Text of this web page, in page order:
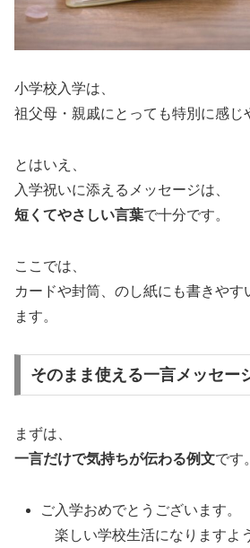
小学校入学は、
祖父母・親戚にとっても特別に感じ
とはいえ、
入学祝いに添えるメッセージは、
短くてやさしい言葉で十分です。
ここでは、
カードや封筒、のし紙にも書きやす
ます。
そのまま使える一言メッセー
まずは、
一言だけで気持ちが伝わる例文です。
ご入学おめでとうございます。
楽しい学校生活になりますよ